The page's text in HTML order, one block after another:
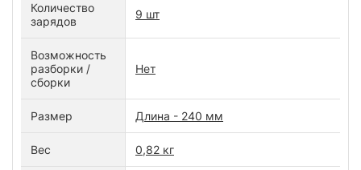
Количество
зарядов
9 шт
Возможность
разборки /
сборки
Нет
Размер Длина - 240 мм
Вес 0,82 кг